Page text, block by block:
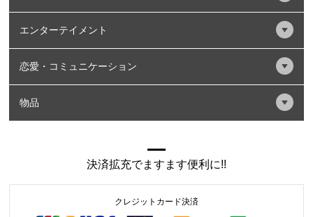
エンターテイメント
恋愛・コミュニケーション
物品
決済拡充でますます便利に!!
クレジットカード決済